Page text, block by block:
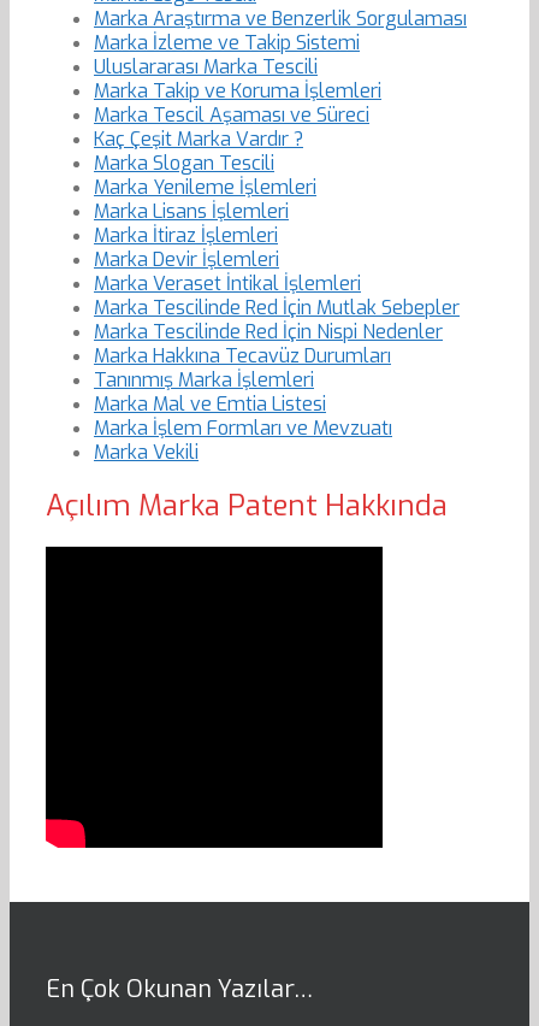
Marka Araştırma ve Benzerlik Sorgulaması
Marka İzleme ve Takip Sistemi
Uluslararası Marka Tescili
Marka Takip ve Koruma İşlemleri
Marka Tescil Aşaması ve Süreci
Kaç Çeşit Marka Vardır ?
Marka Slogan Tescili
Marka Yenileme İşlemleri
Marka Lisans İşlemleri
Marka İtiraz İşlemleri
Marka Devir İşlemleri
Marka Veraset İntikal İşlemleri
Marka Tescilinde Red İçin Mutlak Sebepler
Marka Tescilinde Red İçin Nispi Nedenler
Marka Hakkına Tecavüz Durumları
Tanınmış Marka İşlemleri
Marka Mal ve Emtia Listesi
Marka İşlem Formları ve Mevzuatı
Marka Vekili
Açılım Marka Patent Hakkında
En Çok Okunan Yazılar…